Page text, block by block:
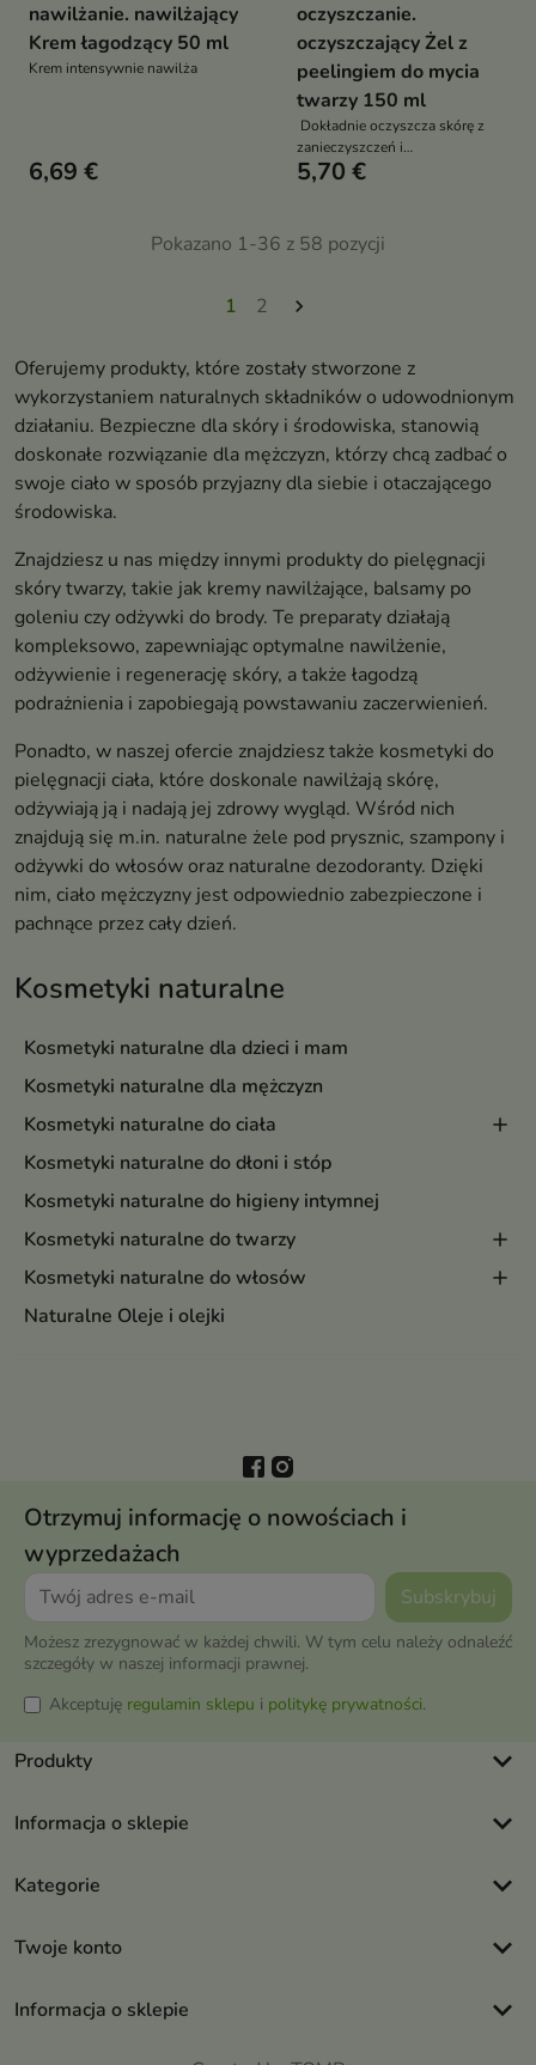
Kosmetyki naturalne
Kosmetyki naturalne dla dzieci i mam
Kosmetyki naturalne dla mężczyzn
Kosmetyki naturalne do ciała
Kosmetyki naturalne do dłoni i stóp
Kosmetyki naturalne do higieny intymnej
Kosmetyki naturalne do twarzy
Kosmetyki naturalne do włosów
Naturalne Oleje i olejki
nawilżanie. nawilżający
Krem łagodzący 50 ml
Krem intensywnie nawilża
6,69 €
oczyszczanie.
oczyszczający Żel z
peelingiem do mycia
twarzy 150 ml
Dokładnie oczyszcza skórę z
zanieczyszczeń i
zrogowaciałego naskórka
5,70 €
Pokazano 1-36 z 58 pozycji
1 2 
Oferujemy produkty, które zostały stworzone z
wykorzystaniem naturalnych składników o udowodnionym
działaniu. Bezpieczne dla skóry i środowiska, stanowią
doskonałe rozwiązanie dla mężczyzn, którzy chcą zadbać o
swoje ciało w sposób przyjazny dla siebie i otaczającego
środowiska.
Znajdziesz u nas między innymi produkty do pielęgnacji
skóry twarzy, takie jak kremy nawilżające, balsamy po
goleniu czy odżywki do brody. Te preparaty działają
kompleksowo, zapewniając optymalne nawilżenie,
odżywienie i regenerację skóry, a także łagodzą
podrażnienia i zapobiegają powstawaniu zaczerwienień.
Ponadto, w naszej ofercie znajdziesz także kosmetyki do
pielęgnacji ciała, które doskonale nawilżają skórę,
odżywiają ją i nadają jej zdrowy wygląd. Wśród nich
znajdują się m.in. naturalne żele pod prysznic, szampony i
odżywki do włosów oraz naturalne dezodoranty. Dzięki
nim, ciało mężczyzny jest odpowiednio zabezpieczone i
pachnące przez cały dzień.
Otrzymuj informację o nowościach i
wyprzedażach
Możesz zrezygnować w każdej chwili. W tym celu należy odnaleźć
szczegóły w naszej informacji prawnej.
Akceptuję regulamin sklepu i politykę prywatności.
Produkty keyboard_arrow_down
Informacja o sklepie keyboard_arrow_down
Kategorie keyboard_arrow_down
Twoje konto keyboard_arrow_down
Informacja o sklepie keyboard_arrow_down